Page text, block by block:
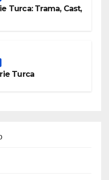
Turca: Trama, Cast,
Turca